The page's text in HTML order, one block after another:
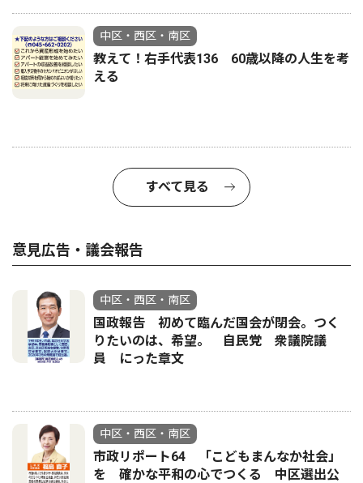
中区・西区・南区
教えて！右手代表136 60歳以降の人生を考
える
すべて見る
意見広告・議会報告
中区・西区・南区
国政報告 初めて臨んだ国会が閉会。つく
りたいのは、希望。 自民党 衆議院議
員 にった章文
中区・西区・南区
市政リポート64 「こどもまんなか社会」
を 確かな平和の心でつくる 中区選出公